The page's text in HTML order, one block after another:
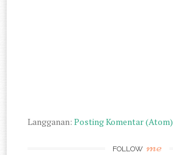
Langganan:Posting Komentar (Atom)
FOLLOW me